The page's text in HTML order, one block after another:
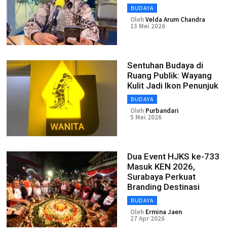
BUDAYA
OlehVelda Arum Chandra
13 Mei 2026
Sentuhan Budaya di
Ruang Publik: Wayang
Kulit Jadi Ikon Penunjuk
BUDAYA
Oleh Purbandari
5 Mei 2026
Dua Event HJKS ke-733
Masuk KEN 2026,
Surabaya Perkuat
Branding Destinasi
BUDAYA
Oleh Ermina Jaen
27 Apr 2026